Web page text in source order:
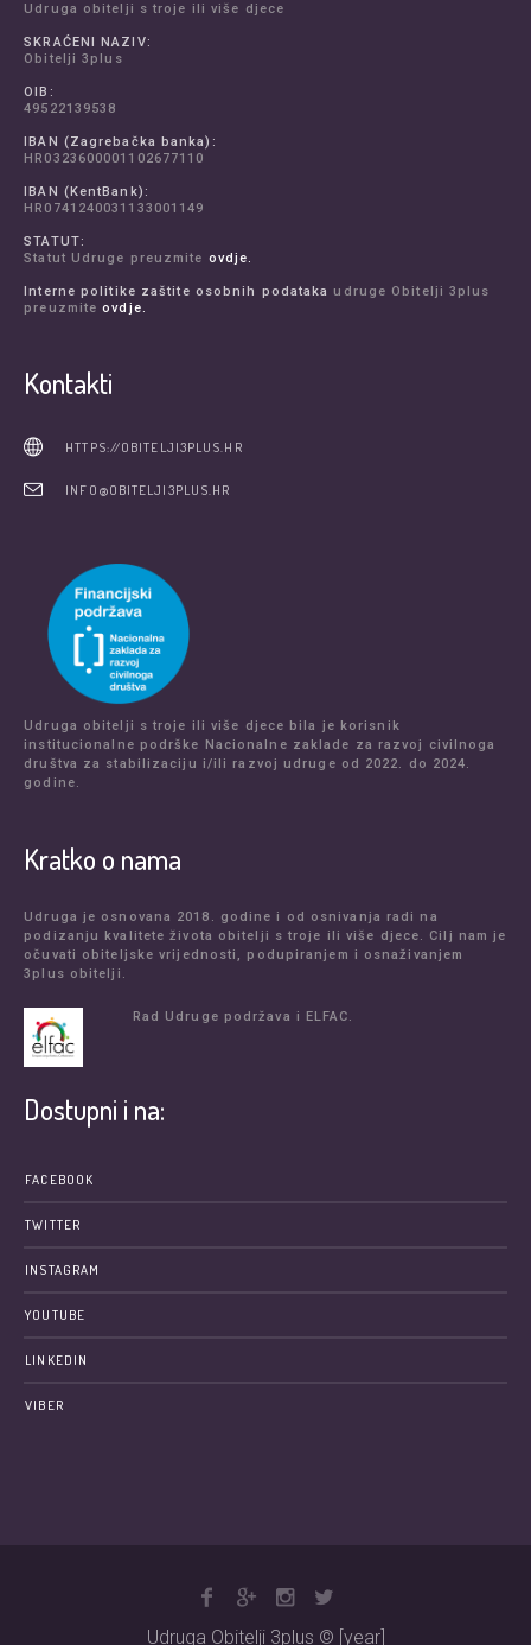
Udruga obitelji s troje ili više djece
SKRAĆENI NAZIV:
Obitelji 3plus
OIB:
49522139538
IBAN (Zagrebačka banka):
HR0323600001102677110
IBAN (KentBank):
HR0741240031133001149
STATUT:
Statut Udruge preuzmite ovdje.
Interne politike zaštite osobnih podataka udruge Obitelji 3plus
preuzmiteovdje.
Kontakti
HTTPS://OBITELJI3PLUS.HR
INFO@OBITELJI3PLUS.HR
Udruga obitelji s troje ili više djece bila je korisnik
institucionalne podrške Nacionalne zaklade za razvoj civilnoga
društva za stabilizaciju i/ili razvoj udruge od 2022. do 2024.
godine.
Kratko o nama
Udruga je osnovana 2018. godine i od osnivanja radi na
podizanju kvalitete života obitelji s troje ili više djece. Cilj nam je
očuvati obiteljske vrijednosti, podupiranjem i osnaživanjem
3plus obitelji.
Rad Udruge podržava i ELFAC.
Dostupni i na:
FACEBOOK
TWITTER
INSTAGRAM
YOUTUBE
LINKEDIN
VIBER
Udruga Obitelji 3plus © [year]